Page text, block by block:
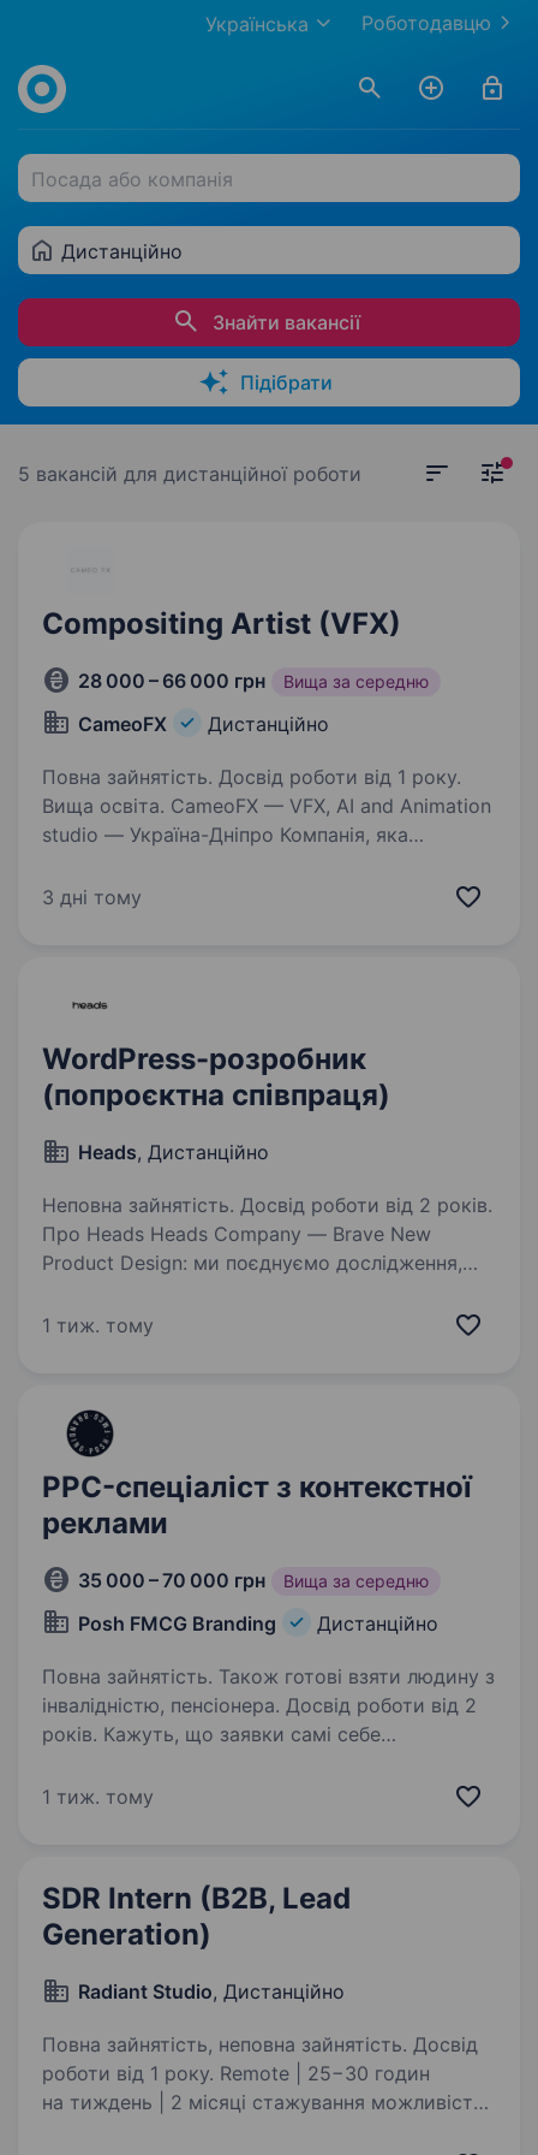
Роботодавцю
Українська
Посада або компанія
Дистанційно
Знайти вакансії
Підібрати
5 вакансій для дистанційної роботи
Compositing Artist (VFX)
28 000 – 66 000 грн Вища за середню
CameoFX Дистанційно
Повна зайнятість. Досвід роботи від 1 року.
Вища освіта. CameoFX — VFX, AI and Animation
studio — Україна-Днiпро Компанія, яка
для музичних кліпів, кіно та реклами для
3 дні тому
WordPress-розробник
(попроєктна співпраця)
Heads, Дистанційно
Неповна зайнятість. Досвід роботи від 2 років.
Про Heads Heads Company — Brave New
Product Design: ми поєднуємо дослідження,
створювати продукти, які вирішують реальні
1 тиж. тому
PPC-спеціаліст з контекстної
реклами
35 000 – 70 000 грн Вища за середню
Posh FMCG Branding Дистанційно
Повна зайнятість. Також готові взяти людину з
інвалідністю, пенсіонера. Досвід роботи від 2
років. Кажуть, що заявки самі себе
повністю згоден, тому зараз ми шукаємо PPC-
1 тиж. тому
SDR Intern (B2B, Lead
Generation)
Radiant Studio, Дистанційно
Повна зайнятість, неповна зайнятість. Досвід
роботи від 1 року. Remote | 25−30 годин
на тиждень | 2 місяці стажування можливість